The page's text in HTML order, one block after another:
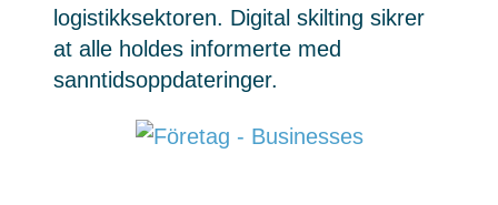
logistikksektoren. Digital skilting sikrer
at alle holdes informerte med
sanntidsoppdateringer.